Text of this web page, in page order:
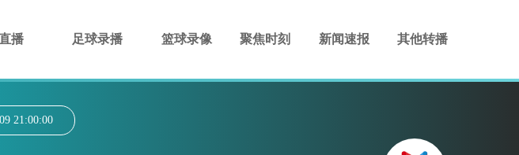
播 足球录播 篮球录像 聚焦时刻 新闻速报 其他转播
21:00:00